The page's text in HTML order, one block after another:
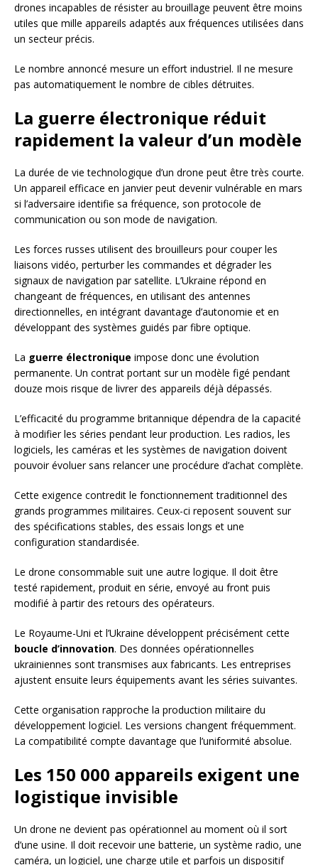
drones incapables de résister au brouillage peuvent être moins
utiles que mille appareils adaptés aux fréquences utilisées dans
un secteur précis.
Le nombre annoncé mesure un effort industriel. Il ne mesure
pas automatiquement le nombre de cibles détruites.
La guerre électronique réduit
rapidement la valeur d’un modèle
La durée de vie technologique d’un drone peut être très courte.
Un appareil efficace en janvier peut devenir vulnérable en mars
si l’adversaire identifie sa fréquence, son protocole de
communication ou son mode de navigation.
Les forces russes utilisent des brouilleurs pour couper les
liaisons vidéo, perturber les commandes et dégrader les
signaux de navigation par satellite. L’Ukraine répond en
changeant de fréquences, en utilisant des antennes
directionnelles, en intégrant davantage d’autonomie et en
développant des systèmes guidés par fibre optique.
La guerre électronique impose donc une évolution
permanente. Un contrat portant sur un modèle figé pendant
douze mois risque de livrer des appareils déjà dépassés.
L’efficacité du programme britannique dépendra de la capacité
à modifier les séries pendant leur production. Les radios, les
logiciels, les caméras et les systèmes de navigation doivent
pouvoir évoluer sans relancer une procédure d’achat complète.
Cette exigence contredit le fonctionnement traditionnel des
grands programmes militaires. Ceux-ci reposent souvent sur
des spécifications stables, des essais longs et une
configuration standardisée.
Le drone consommable suit une autre logique. Il doit être
testé rapidement, produit en série, envoyé au front puis
modifié à partir des retours des opérateurs.
Le Royaume-Uni et l’Ukraine développent précisément cette
boucle d’innovation. Des données opérationnelles
ukrainiennes sont transmises aux fabricants. Les entreprises
ajustent ensuite leurs équipements avant les séries suivantes.
Cette organisation rapproche la production militaire du
développement logiciel. Les versions changent fréquemment.
La compatibilité compte davantage que l’uniformité absolue.
Les 150 000 appareils exigent une
logistique invisible
Un drone ne devient pas opérationnel au moment où il sort
d’une usine. Il doit recevoir une batterie, un système radio, une
caméra, un logiciel, une charge utile et parfois un dispositif